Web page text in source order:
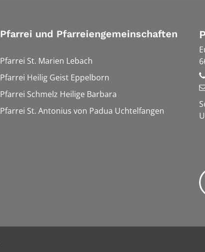
Pfarrei und Pfarreiengemeinschaften
Pfarrei St. Marien Lebach
Pfarrei Heilig Geist Eppelborn
Pfarrei Schmelz Heilige Barbara
Pfarrei St. Antonius von Padua Uchtelfangen